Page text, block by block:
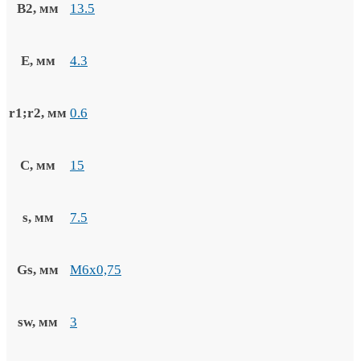
B2, мм 13.5
E, мм 4.3
r1;r2, мм 0.6
C, мм 15
s, мм 7.5
Gs, мм M6x0,75
sw, мм 3